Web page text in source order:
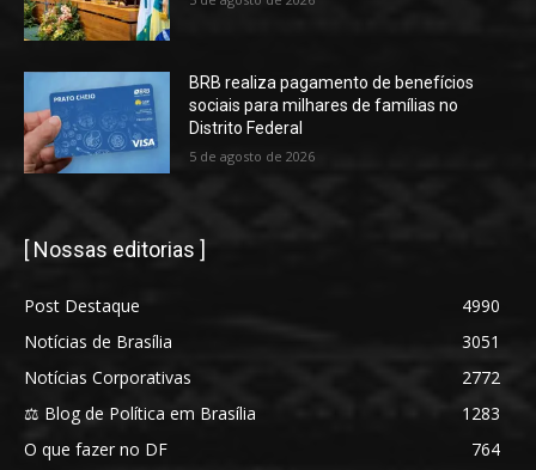
BRB realiza pagamento de benefícios
sociais para milhares de famílias no
Distrito Federal
5 de agosto de 2026
[ Nossas editorias ]
Post Destaque
4990
Notícias de Brasília
3051
Notícias Corporativas
2772
⚖️ Blog de Política em Brasília
1283
O que fazer no DF
764